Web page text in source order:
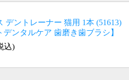
デントレーナー 猫用 1本 (51613)
デンタルケア 歯磨き歯ブラシ】
込)